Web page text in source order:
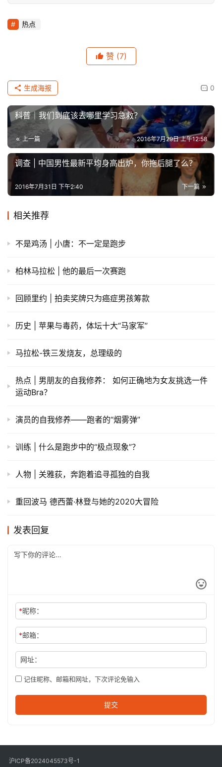
频
选
运
动
集
热点
赞 (7)
0
生成海报
科普｜我们到底该去哪里学习急救？
上一篇 2016年7月29日 上午12:58
调查 | 中国男性最新平均身高出炉，你拖后腿了么？
下一篇
2016年7月31日 下午2:40
相关推荐
不是鸡汤 | 小唐：不一定是跑步
柏林马拉松 | 他的最后一次赛跑
回顾里约 | 拍卖奖牌只为癌症男孩筹款
历史 | 苹果与毒药，体坛十大“马家军”
马拉松-铁三发烧友，总理级的
热点 | 男朋友的自我修养： 如何正确地为女友挑选一件
运动Bra？
演员的自我修养——跑者的“烟雾弹”
训练 | 什么是跑步中的“极点现象”？
人物 | 关雅荻，奔跑着追寻孤独的自我
重回波马 德西蕾·林登与她的2020大冒险
发表回复
*昵称：
*邮箱：
网址：
记住昵称、邮箱和网址，下次评论免输入
提交
沪ICP备2024045573号-1